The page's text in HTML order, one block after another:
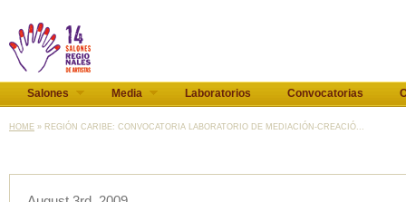
Salones Media Laboratorios Convocatorias
HOME » REGIÓN CARIBE: CONVOCATORIA LABORATORIO DE MEDIACIÓN-CREACIÓ...